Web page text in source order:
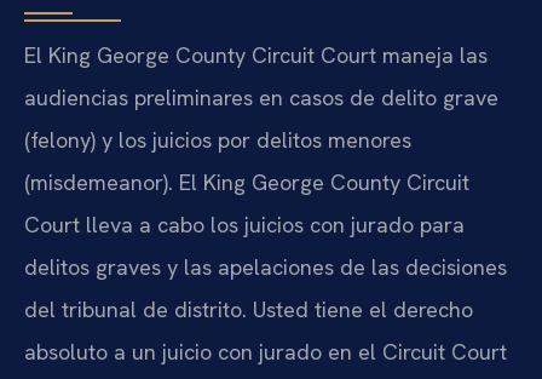
El King George County Circuit Court maneja las
audiencias preliminares en casos de delito grave
(felony) y los juicios por delitos menores
(misdemeanor). El King George County Circuit
Court lleva a cabo los juicios con jurado para
delitos graves y las apelaciones de las decisiones
del tribunal de distrito. Usted tiene el derecho
absoluto a un juicio con jurado en el Circuit Court